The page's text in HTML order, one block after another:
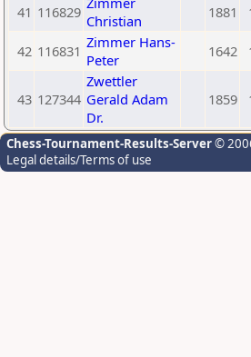
41 116829 Christian
1881
42 116831 Zimmer Hans-
Peter
1642
43 127344
Zwettler
Gerald Adam
Dr.
1859
Chess-Tournament-Results-Server©
Legal details/Terms of use